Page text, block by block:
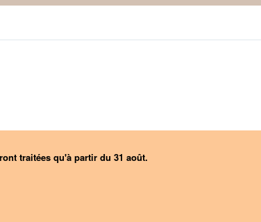
traitées qu'à partir du 31 août.